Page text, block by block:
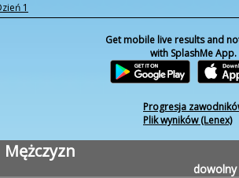
1
Get mobile live results and
with SplashMeApp.
Progresja
Plik wyników (Lenex)
Mężczyzn
dowolny